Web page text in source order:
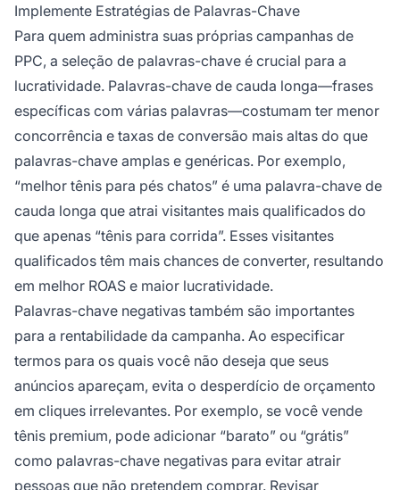
Implemente Estratégias de Palavras-Chave
Para quem administra suas próprias campanhas de
PPC, a seleção de palavras-chave é crucial para a
lucratividade. Palavras-chave de cauda longa—frases
específicas com várias palavras—costumam ter menor
concorrência e taxas de conversão mais altas do que
palavras-chave amplas e genéricas. Por exemplo,
“melhor tênis para pés chatos” é uma palavra-chave de
cauda longa que atrai visitantes mais qualificados do
que apenas “tênis para corrida”. Esses visitantes
qualificados têm mais chances de converter, resultando
em melhor ROAS e maior lucratividade.
Palavras-chave negativas também são importantes
para a rentabilidade da campanha. Ao especificar
termos para os quais você não deseja que seus
anúncios apareçam, evita o desperdício de orçamento
em cliques irrelevantes. Por exemplo, se você vende
tênis premium, pode adicionar “barato” ou “grátis”
como palavras-chave negativas para evitar atrair
pessoas que não pretendem comprar. Revisar